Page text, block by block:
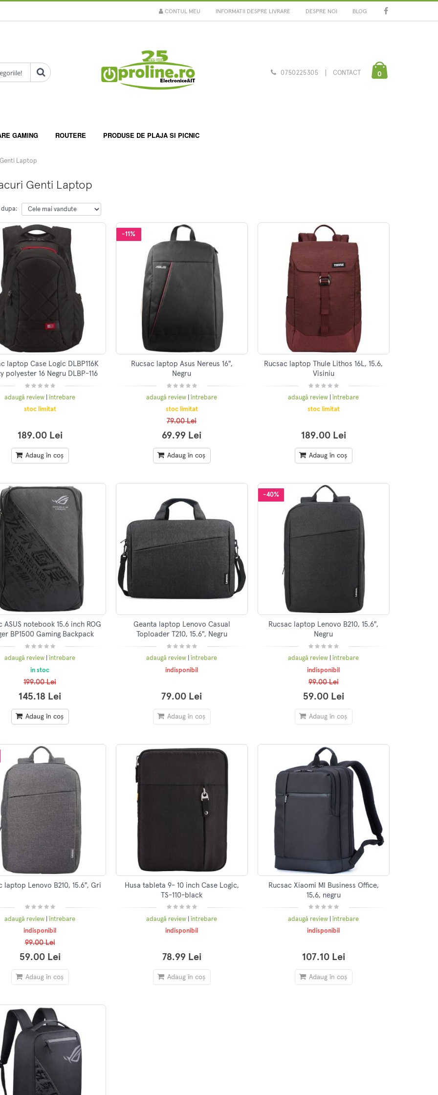
INFORMATII DESPRE LIVRARE DESPRE NOI BLOG
CONTUL MEU
0750225305 CONTACT 0
GAMING ROUTERE PRODUSE DE PLAJA SI PICNIC
Laptop
Genti Laptop
laptop Case Logic DLBP116K
polyester 16 Negru DLBP-116
BLACK
adaugă review
întrebare
stoc limitat
189.00 Lei
Adaug în coș
-11%
Rucsac laptop Asus Nereus 16",
Negru
adaugă review
întrebare
stoc limitat
79.00 Lei
69.99 Lei
Adaug în coș
Rucsac laptop Thule Lithos 16L, 15.6,
Visiniu
adaugă review
întrebare
stoc limitat
189.00 Lei
Adaug în coș
ASUS notebook 15.6 inch ROG
BP1500 Gaming Backpack
Black
adaugă review
întrebare
in stoc
199.00 Lei
145.18 Lei
Adaug în coș
Geanta laptop Lenovo Casual
Toploader T210, 15.6", Negru
adaugă review
întrebare
indisponibil
79.00 Lei
Adaug în coș
-40%
Rucsac laptop Lenovo B210, 15.6",
Negru
adaugă review
întrebare
indisponibil
99.00 Lei
59.00 Lei
Adaug în coș
laptop Lenovo B210, 15.6", Gri
adaugă review |întrebare
indisponibil
99.00 Lei
59.00 Lei
Adaug în coș
Husa tableta 9- 10 inch Case Logic,
TS-110-black
adaugă review |întrebare
indisponibil
78.99 Lei
Adaug în coș
Rucsac Xiaomi MI Business Office,
15,6, negru
adaugă review |întrebare
indisponibil
107.10 Lei
Adaug în coș